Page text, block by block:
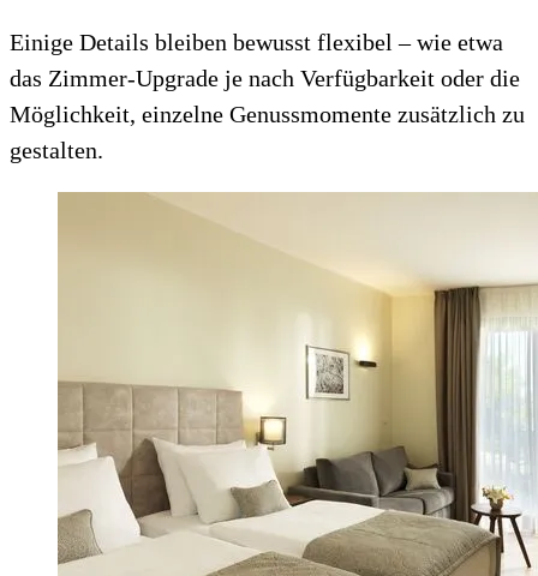
Einige Details bleiben bewusst flexibel – wie etwa
das Zimmer-Upgrade je nach Verfügbarkeit oder die
Möglichkeit, einzelne Genussmomente zusätzlich zu
gestalten.